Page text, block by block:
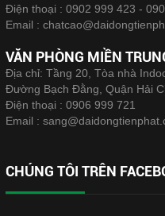
Điện thoại : 0902 999 423 -
Email :
VĂN PHÒNG MIỀN
Địa chỉ: Tầng 20, Tòa nhà
Đường Bạch Đằng, Quận Hải
Điện thoại : 0906 999 721
Email :
CHÚNG TÔI TRÊN